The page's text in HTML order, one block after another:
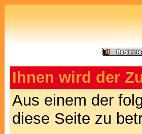
Ihnen wird der
Aus einem der
diese Seite zu